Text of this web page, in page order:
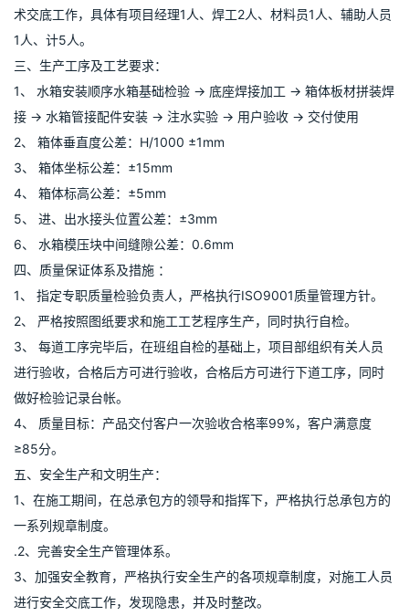
头，人孔和扶梯，材质均为不锈钢材料。
5、 满载注水实验，确保不变形、不渗漏。
二、 施工前的准备工作：
1、 熟悉并校对图纸有关技术要求，并编排施工工艺文件，弄清设计
要求和使用性能，明白工艺流程。
2、 统计产品材料计划，填写水箱备（领）料单，并组织购进符合产
品质量要求的材料。
3、 检查施工所需要的设备及附属工具的完好率，并进行逐一清
点，填表申报。 4、 组织施工人员业务学习，落实责任制和安全技
术交底工作，具体有项目经理1人、焊工2人、材料员1人、辅助人员
1人、计5人。
三、生产工序及工艺要求：
1、 水箱安装顺序水箱基础检验 → 底座焊接加工 → 箱体板材拼装焊
接 → 水箱管接配件安装 → 注水实验 → 用户验收 → 交付使用
2、 箱体垂直度公差：H/1000 ±1mm
3、 箱体坐标公差：±15mm
4、 箱体标高公差：±5mm
5、 进、出水接头位置公差：±3mm
6、 水箱模压块中间缝隙公差：0.6mm
四、质量保证体系及措施 ：
1、 指定专职质量检验负责人，严格执行ISO9001质量管理方针。
2、 严格按照图纸要求和施工工艺程序生产，同时执行自检。
3、 每道工序完毕后，在班组自检的基础上，项目部组织有关人员
进行验收，合格后方可进行验收，合格后方可进行下道工序，同时